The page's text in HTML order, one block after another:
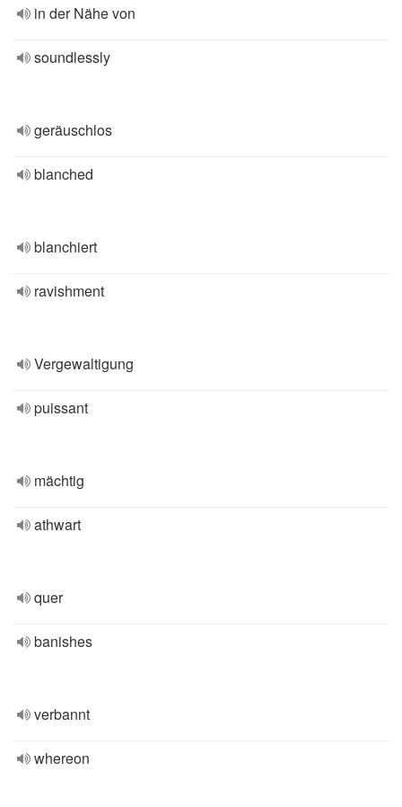
in der Nähe von
soundlessly
geräuschlos
blanched
blanchiert
ravishment
Vergewaltigung
puissant
mächtig
athwart
quer
banishes
verbannt
whereon